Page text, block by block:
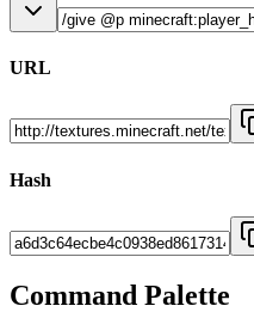
URL
Hash
Command Palette